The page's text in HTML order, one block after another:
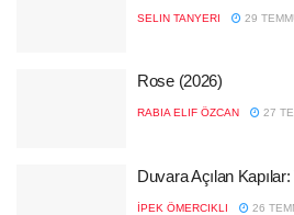
SELIN TANYERI 29
Rose (2026)
RABIA ELIF ÖZCAN 27
Duvara Açılan
İPEK ÖMERCIKLI 26